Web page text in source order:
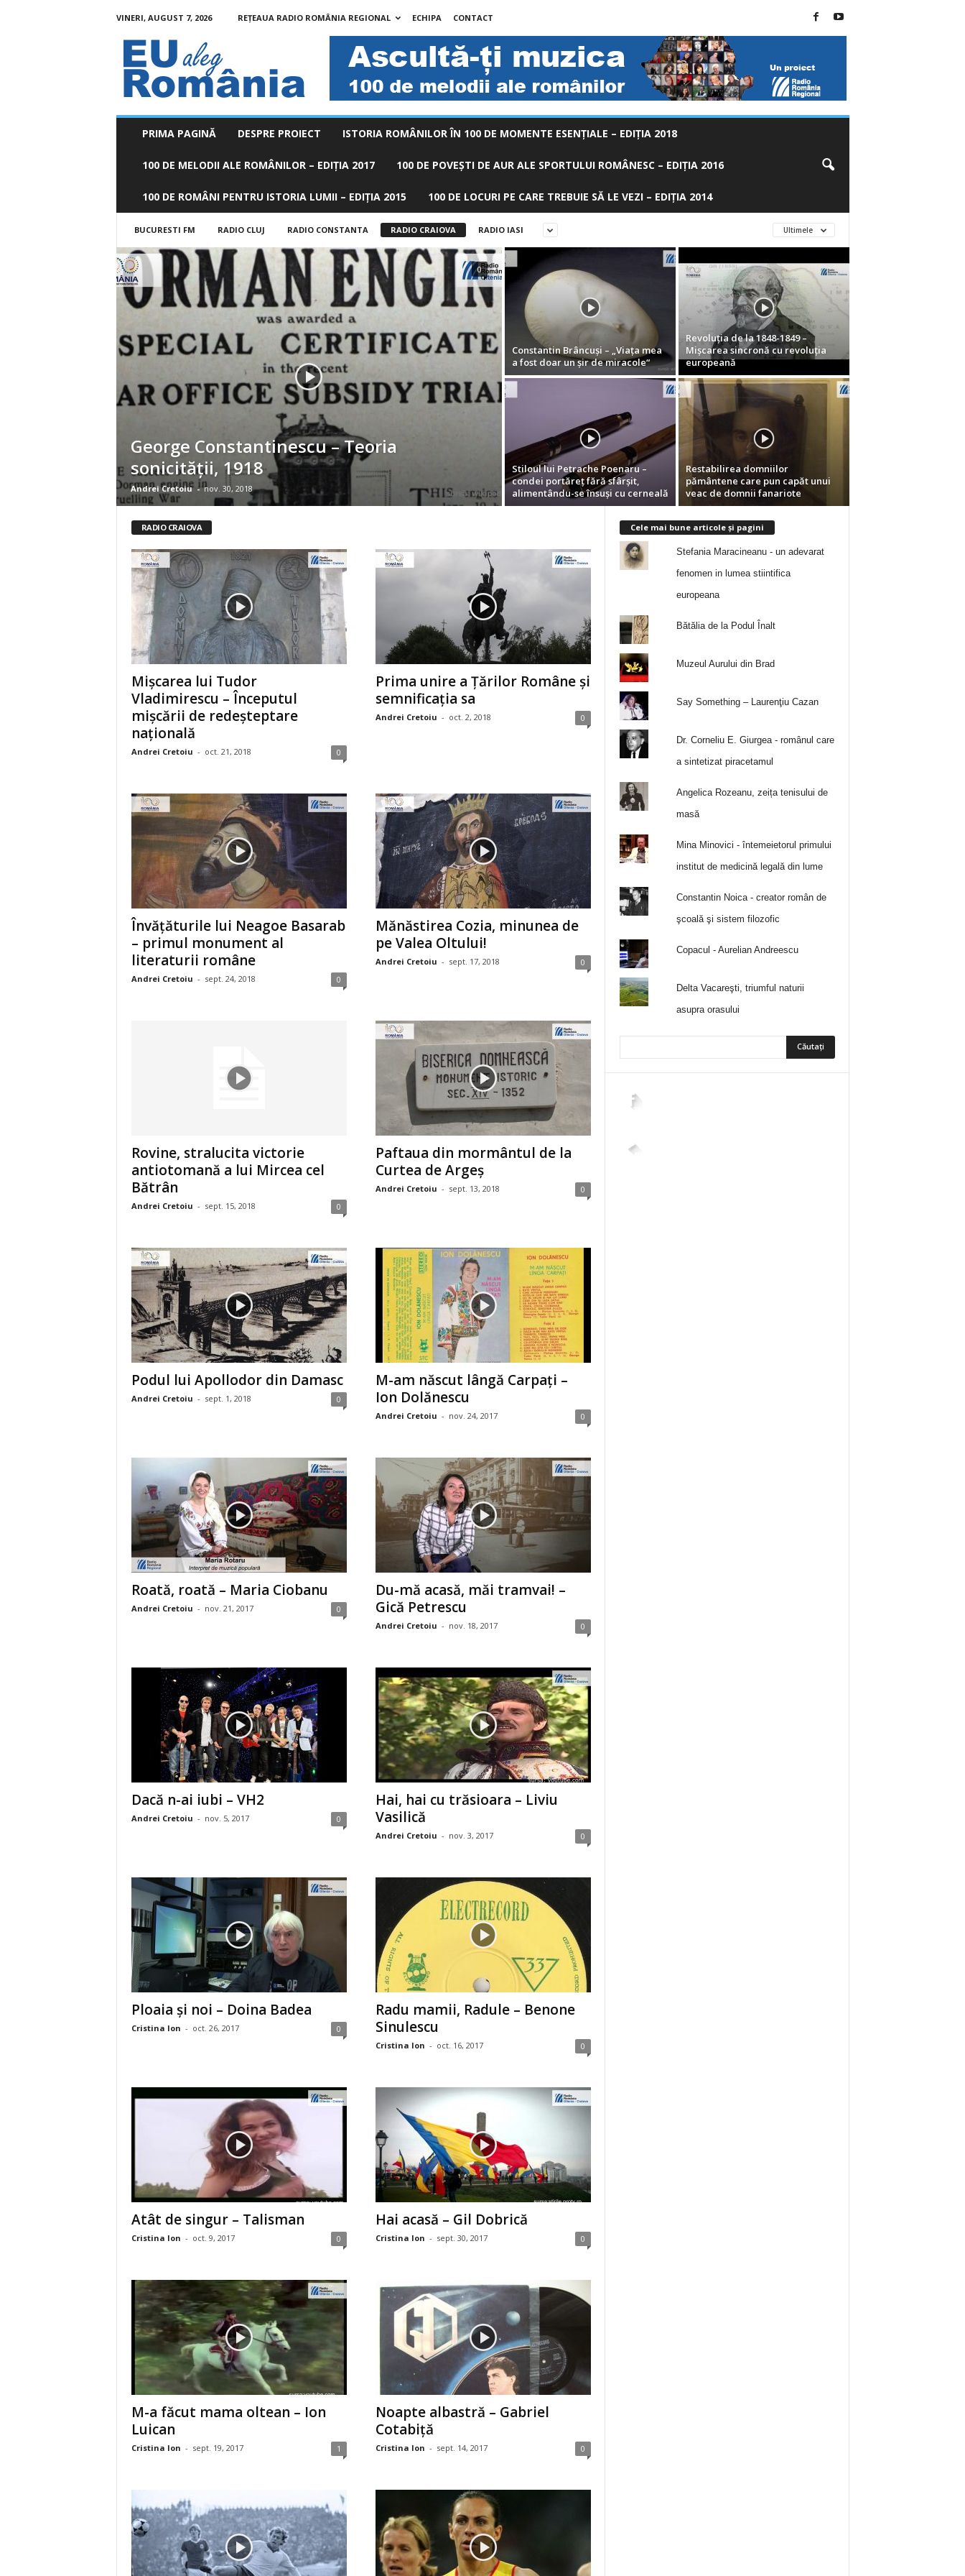
VINERI, AUGUST 7, 2026 REȚEAUA RADIO ROMÂNIA REGIONAL ECHIPA
CONTACT
aleg
România
PRIMA PAGINĂ DESPRE PROIECT ISTORIA ROMÂNILOR ÎN 100 DE MOMENTE ESENŢIALE – EDIŢIA 2018
100 DE MELODII ALE ROMÂNILOR – EDIȚIA 2017 100 DE POVEŞTI DE AUR ALE SPORTULUI ROMÂNESC – EDIȚIA 2016
100 DE ROMÂNI PENTRU ISTORIA LUMII – EDIȚIA 2015 100 DE LOCURI PE CARE TREBUIE SĂ LE VEZI – EDIȚIA 2014
BUCURESTI FM RADIO CLUJ RADIO CONSTANTA RADIO CRAIOVA RADIO IASI Ultimele
George Constantinescu – Teoria
sonicităţii, 1918
Andrei Cretoiu - nov. 30, 2018
0
Constantin Brâncuşi – „Viaţa mea
a fost doar un şir de miracole“
Revoluţia de la 1848-1849 –
Mişcarea sincronă cu revoluţia
europeană
Stiloul lui Petrache Poenaru –
condei portăreţ fără sfârşit,
alimentându-se însuşi cu cerneală
Restabilirea domniilor
pământene care pun capăt unui
veac de domnii fanariote
RADIO CRAIOVA
Mişcarea lui Tudor
Vladimirescu – Începutul
mişcării de redeşteptare
naţională
Andrei Cretoiu - oct. 21, 2018 0
Prima unire a Ţărilor Române şi
semnificaţia sa
Andrei Cretoiu - oct. 2, 2018 0
Învăţăturile lui Neagoe Basarab
– primul monument al
literaturii române
Andrei Cretoiu - sept. 24, 2018 0
Mănăstirea Cozia, minunea de
pe Valea Oltului!
Andrei Cretoiu - sept. 17, 2018 0
Rovine, stralucita victorie
antiotomană a lui Mircea cel
Bătrân
Andrei Cretoiu - sept. 15, 2018 0
Paftaua din mormântul de la
Curtea de Argeş
Andrei Cretoiu - sept. 13, 2018 0
Podul lui Apollodor din Damasc
Andrei Cretoiu - sept. 1, 2018 0
M-am născut lângă Carpaţi –
Ion Dolănescu
Andrei Cretoiu - nov. 24, 2017 0
Roată, roată – Maria Ciobanu
Andrei Cretoiu - nov. 21, 2017 0
Du-mă acasă, măi tramvai! –
Gică Petrescu
Andrei Cretoiu - nov. 18, 2017 0
Dacă n-ai iubi – VH2
Andrei Cretoiu - nov. 5, 2017 0
Hai, hai cu trăsioara – Liviu
Vasilică
Andrei Cretoiu - nov. 3, 2017 0
Ploaia şi noi – Doina Badea
Cristina Ion - oct. 26, 2017 0
Radu mamii, Radule – Benone
Sinulescu
Cristina Ion - oct. 16, 2017 0
Atât de singur – Talisman
Cristina Ion - oct. 9, 2017 0
Hai acasă – Gil Dobrică
Cristina Ion - sept. 30, 2017 0
M-a făcut mama oltean – Ion
Luican
Cristina Ion - sept. 19, 2017 1
Noapte albastră – Gabriel
Cotabiță
Cristina Ion - sept. 14, 2017 0
Cele mai bune articole și pagini
Stefania Maracineanu - un adevarat
fenomen in lumea stiintifica
europeana
Bătălia de la Podul Înalt
Muzeul Aurului din Brad
Say Something – Laurenţiu Cazan
Dr. Corneliu E. Giurgea - românul care
a sintetizat piracetamul
Angelica Rozeanu, zeița tenisului de
masă
Mina Minovici - întemeietorul primului
institut de medicină legală din lume
Constantin Noica - creator român de
şcoală şi sistem filozofic
Copacul - Aurelian Andreescu
Delta Vacareşti, triumful naturii
asupra orasului
2,265
4,400